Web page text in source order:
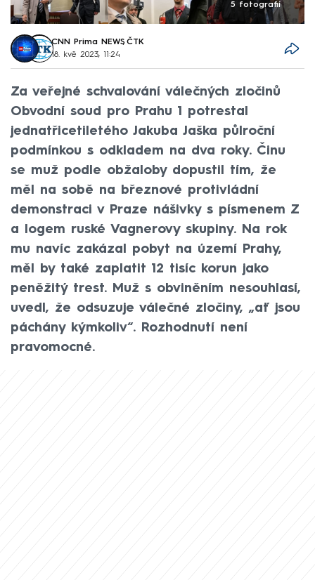
5 fotografií
CNN Prima NEWS, ČTK
18. kvě 2023, 11:24
Za veřejné schvalování válečných zločinů
Obvodní soud pro Prahu 1 potrestal
jednatřicetiletého Jakuba Jaška půlroční
podmínkou s odkladem na dva roky. Činu
se muž podle obžaloby dopustil tím, že
měl na sobě na březnové protivládní
demonstraci v Praze nášivky s písmenem Z
a logem ruské Vagnerovy skupiny. Na rok
mu navíc zakázal pobyt na území Prahy,
měl by také zaplatit 12 tisíc korun jako
peněžitý trest. Muž s obviněním nesouhlasí,
uvedl, že odsuzuje válečné zločiny, „ať jsou
páchány kýmkoliv“. Rozhodnutí není
pravomocné.